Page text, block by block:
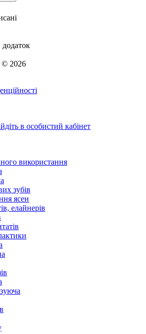
додаток
© 2026
в особистий кабінет
використання
зубів
ясен
елайнерів